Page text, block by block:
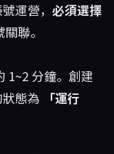
運營， 必須選擇
聯。
1~2 分鐘。創建
態為
「運行